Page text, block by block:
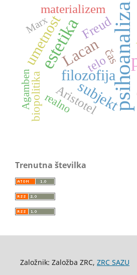
psihoanaliza
estetika
Lacan
filozofija
umetnost
subjekt
Freud
Aristotel
telo
materializem
čas
biopolitikarealno
Agamben
Marx
Trenutna številka
Založnik: Založba ZRC, ZRC SAZU